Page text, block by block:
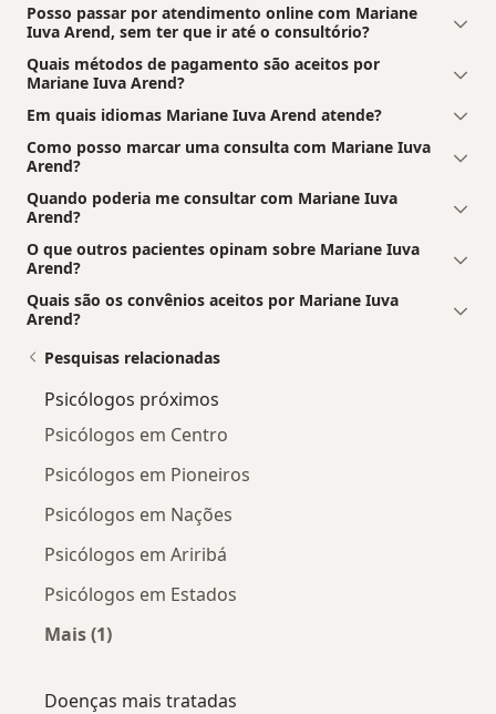
Posso passar por atendimento online com Mariane
Iuva Arend, sem ter que ir até o consultório?
Quais métodos de pagamento são aceitos por
Mariane Iuva Arend?
Em quais idiomas Mariane Iuva Arend atende?
Como posso marcar uma consulta com Mariane Iuva
Arend?
Quando poderia me consultar com Mariane Iuva
Arend?
O que outros pacientes opinam sobre Mariane Iuva
Arend?
Quais são os convênios aceitos por Mariane Iuva
Arend?
Pesquisas relacionadas
Psicólogos próximos
Psicólogos em Centro
Psicólogos em Pioneiros
Psicólogos em Nações
Psicólogos em Ariribá
Psicólogos em Estados
Mais (1)
Doenças mais tratadas